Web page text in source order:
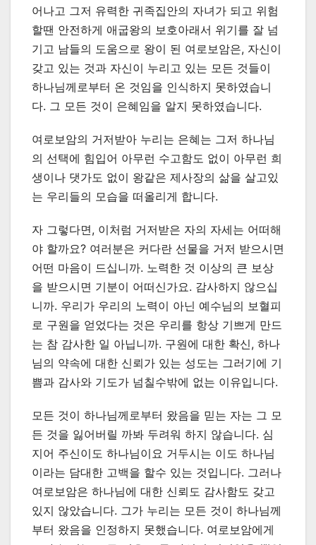
어나고 그저 유력한 귀족집안의 자녀가 되고 위험
할땐 안전하게 애굽왕의 보호아래서 위기를 잘 넘
기고 남들의 도움으로 왕이 된 여로보암은, 자신이
갖고 있는 것과 자신이 누리고 있는 모든 것들이
하나님께로부터 온 것임을 인식하지 못하였습니
다. 그 모든 것이 은혜임을 알지 못하였습니다.
여로보암의 거저받아 누리는 은혜는 그저 하나님
의 선택에 힘입어 아무런 수고함도 없이 아무런 희
생이나 댓가도 없이 왕같은 제사장의 삶을 살고있
는 우리들의 모습을 떠올리게 합니다.
자 그렇다면, 이처럼 거저받은 자의 자세는 어떠해
야 할까요? 여러분은 커다란 선물을 거저 받으시면
어떤 마음이 드십니까. 노력한 것 이상의 큰 보상
을 받으시면 기분이 어떠신가요. 감사하지 않으십
니까. 우리가 우리의 노력이 아닌 예수님의 보혈피
로 구원을 얻었다는 것은 우리를 항상 기쁘게 만드
는 참 감사한 일 아닙니까. 구원에 대한 확신, 하나
님의 약속에 대한 신뢰가 있는 성도는 그러기에 기
쁨과 감사와 기도가 넘칠수밖에 없는 이유입니다.
모든 것이 하나님께로부터 왔음을 믿는 자는 그 모
든 것을 잃어버릴 까봐 두려워 하지 않습니다. 심
지어 주신이도 하나님이요 거두시는 이도 하나님
이라는 담대한 고백을 할수 있는 것입니다. 그러나
여로보암은 하나님에 대한 신뢰도 감사함도 갖고
있지 않았습니다. 그가 누리는 모든 것이 하나님께
부터 왔음을 인정하지 못했습니다. 여로보암에게